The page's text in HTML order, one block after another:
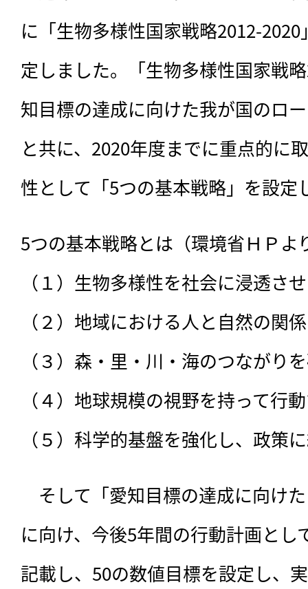
に「生物多様性国家戦略2012-
定しました。「生物多様性国家戦
知目標の達成に向けた我が国のロ
と共に、2020年度までに重点的に
性として「5つの基本戦略」を設定
5つの基本戦略とは（環境省ＨＰよ
（１）生物多様性を社会に浸透さ
（２）地域における人と自然の関
（３）森・里・川・海のつながり
（４）地球規模の視野を持って行
（５）科学的基盤を強化し、政策
そして「愛知目標の達成に向け
に向け、今後5年間の行動計画とし
記載し、50の数値目標を設定し、